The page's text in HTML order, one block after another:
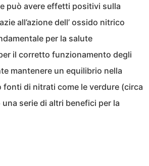
può avere effetti positivi sulla
all’azione dell’ ossido nitrico
per la salute
il corretto funzionamento degli
mantenere un equilibrio nella
di nitrati come le verdure (circa
una serie di altri benefici per la